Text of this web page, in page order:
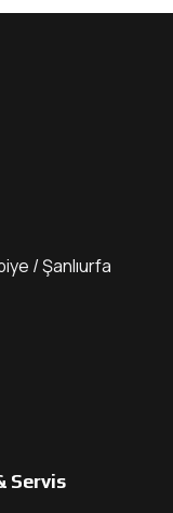
/ Şanlıurfa
Servis